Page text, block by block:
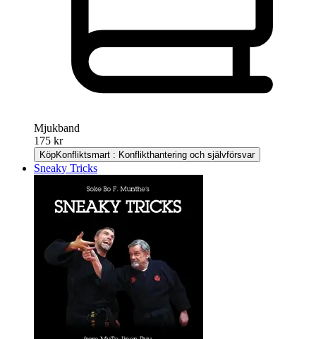
Mjukband
175 kr
KöpKonfliktsmart : Konflikthantering och självförsvar
Sneaky Tricks